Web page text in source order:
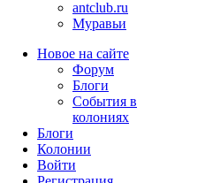
antclub.ru
Муравьи
Новое на сайте
Форум
Блоги
События в
колониях
Блоги
Колонии
Войти